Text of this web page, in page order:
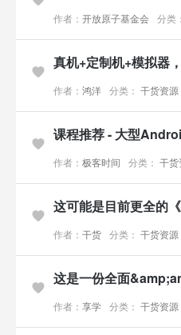
作者： 开放原子基金会 分类：
真机+定制机+模拟器
作者： 鸿洋 分类： 干货资源
课程推荐 - 大型
作者： 极客时间 分类： 干货
这可能是目前更全的
作者： 干货 分类： 干货资源
这是一份全面
作者： 享学 分类： 干货资源